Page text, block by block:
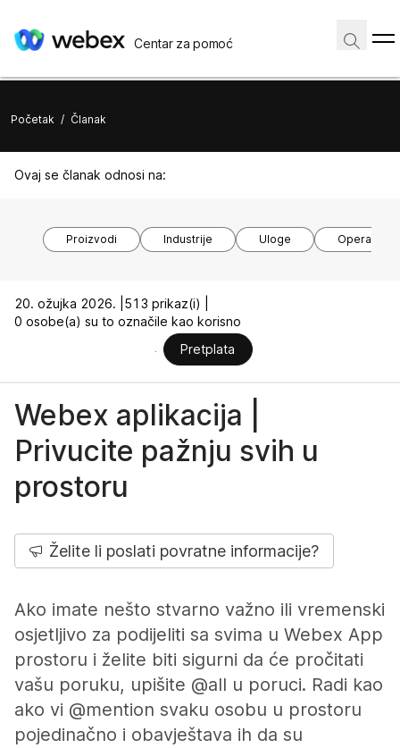
Centar za pomoć
Početak / Članak
Ovaj se članak odnosi na:
Proizvodi Industrije Uloge
20. ožujka 2026. | 513 prikaz(i) |
0 osobe(a) su to označile kao korisno
Pretplata
Webex aplikacija |
Privucite pažnju svih u
prostoru
Želite li poslati povratne informacije?
Ako imate nešto stvarno važno ili vremenski
osjetljivo za podijeliti sa svima u Webex App
prostoru i želite biti sigurni da će pročitati
vašu poruku, upišite @all u poruci. Radi kao
ako vi @mention svaku osobu u prostoru
pojedinačno i obavještava ih da su